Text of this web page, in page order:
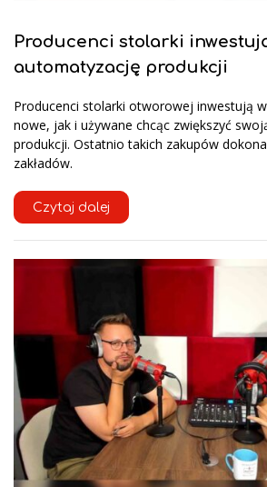
Producenci stolarki
automatyzację produkcji
Producenci stolarki otworowej inwestują
nowe, jak i używane chcąc zwiększyć
produkcji. Ostatnio takich zakupów
zakładów.
Czytaj dalej